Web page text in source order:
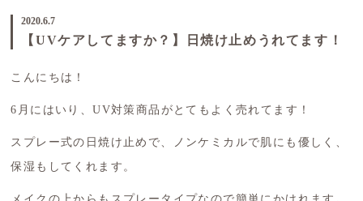
2020.6.7
【UVケアしてますか？】日焼け止めうれてます！
こんにちは！
6月にはいり、UV対策商品がとてもよく売れてます！
スプレー式の日焼け止めで、ノンケミカルで肌にも優しく、
保湿もしてくれます。